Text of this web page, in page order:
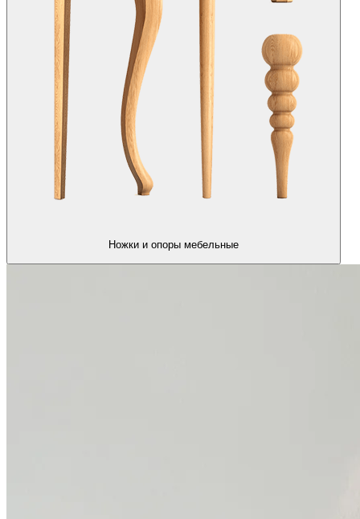
Ножки и опоры мебельные